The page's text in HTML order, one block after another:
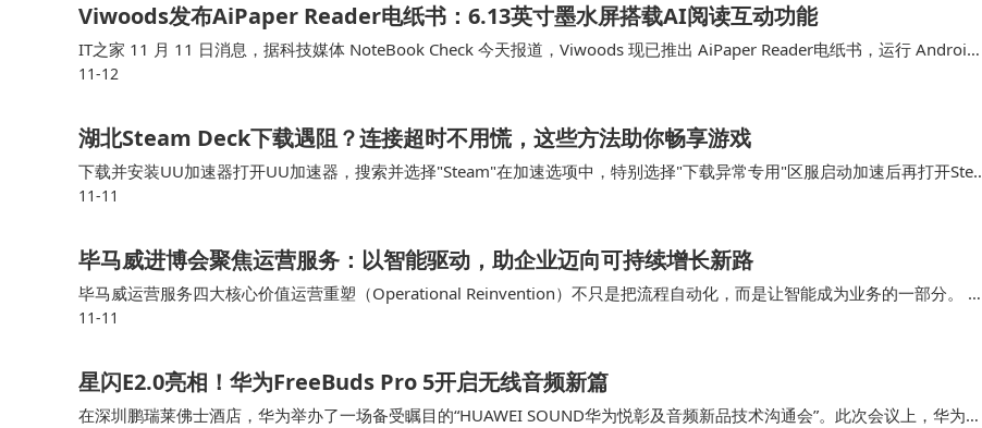
Viwoods发布AiPaper Reader电纸书：6.13英寸墨水屏搭载AI阅读互动功能
IT之家 11 月 11 日消息，据科技媒体 NoteBook Check 今天报道，Viwoods 现已推出 AiPaper Reader电纸书，运行 Android
16 操作系统，机身配备专用 AI …
11-12
湖北Steam Deck下载遇阻？连接超时不用慌，这些方法助你畅享游戏
下载并安装UU加速器打开UU加速器，搜索并选择"Steam"在加速选项中，特别选择"下载异常专用"区服启动加速后再打开Stea
m Deck进行下载许多湖北用户反馈，使用这种方式后，原本停滞的下载进度条重新开…
11-11
毕马威进博会聚焦运营服务：以智能驱动，助企业迈向可持续增长新路
毕马威运营服务四大核心价值运营重塑（Operational Reinvention）不只是把流程自动化，而是让智能成为业务的一部分。 在
复杂监管中确保透明与合规在多业务场景中提升客户体验与决策质量在跨职能协作…
11-11
星闪E2.0亮相！华为FreeBuds Pro 5开启无线音频新篇
在深圳鹏瑞莱佛士酒店，华为举办了一场备受瞩目的“HUAWEI SOUND华为悦彰及音频新品技术沟通会”。此次会议上，华为低